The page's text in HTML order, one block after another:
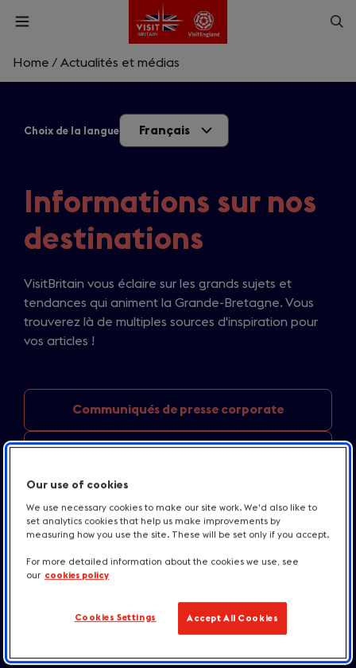
Skip
content
Open
Enter
a
Home / Actualités et médias
Choix de la langue Français
Informations sur nos
destinations
VisitBritain vous éclaire sur les grands sujets et
tendances qui animent la Grande-Bretagne. Vous
trouverez là de multiples sources d'inspiration pour
vos articles !
Communiqués de presse corporate
Informations surles destinations
Informations Hébergements
Gastronomie
Contact
Our use of cookies
We use necessary cookies to make our site work. We'd also like to
set analytics cookies that help us make improvements by
measuring how you use the site. These will be set only if you accept.
For more detailed information about the cookies we use, see
our cookies policy
Cookies Settings Accept All Cookies